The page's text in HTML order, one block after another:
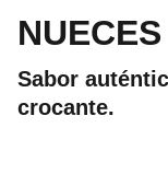
NUECES
Sabor
crocante.